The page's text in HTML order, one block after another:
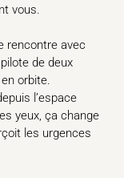
vous.
rencontre avec
de deux
orbite.
l’espace
yeux, ça change
les urgences